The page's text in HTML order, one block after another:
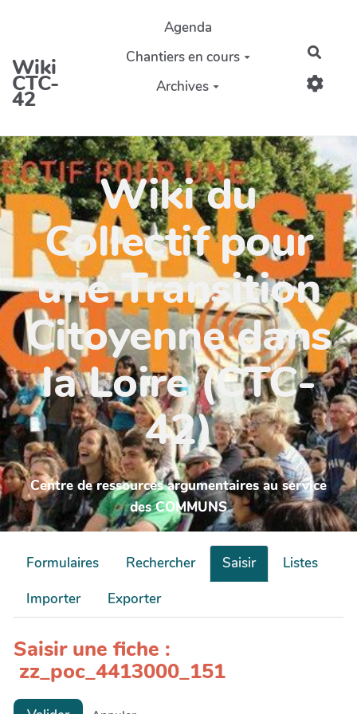
Aller au contenu principal
Wiki
CTC-
42
Agenda
Chantiers en cours
Archives
Wiki du
Collectif pour
une Transition
Citoyenne dans
la Loire (CTC-
42)
Centre de ressources argumentaires au service
des COMMUNS
Formulaires Rechercher Saisir
Listes
Importer
Exporter
Saisir une fiche :
zz_poc_4413000_151